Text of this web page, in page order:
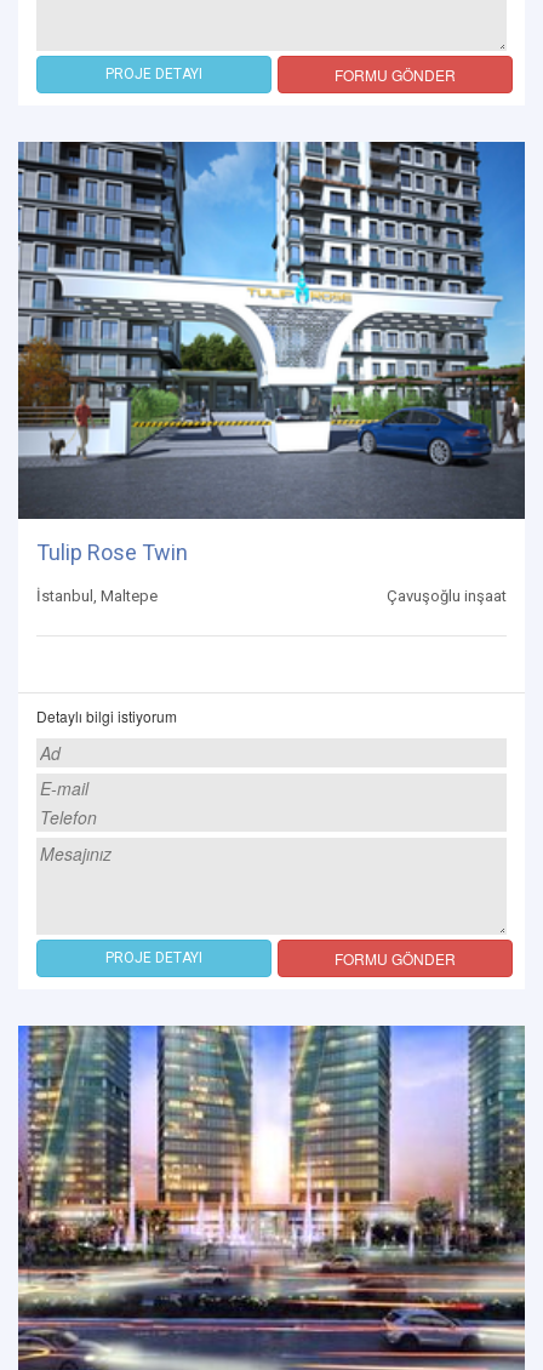
PROJE DETAYI FORMU GÖNDER
Tulip Rose Twin
İstanbul, Maltepe Çavuşoğlu inşaat
Detaylı bilgi istiyorum
PROJE DETAYI FORMU GÖNDER